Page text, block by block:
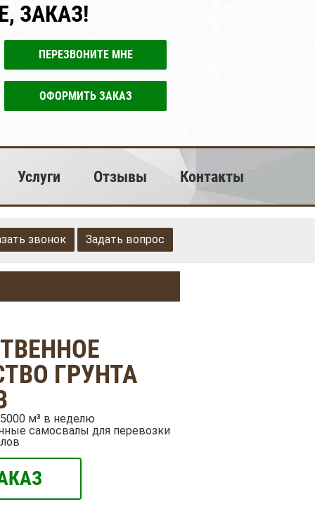
ЗАКАЗ!
ПЕРЕЗВОНИТЕ МНЕ
ОФОРМИТЬ ЗАКАЗ
Услуги Отзывы Контакты
звонок Задать вопрос
ГРУНТА
м³ в неделю
самосвалы для перевозки